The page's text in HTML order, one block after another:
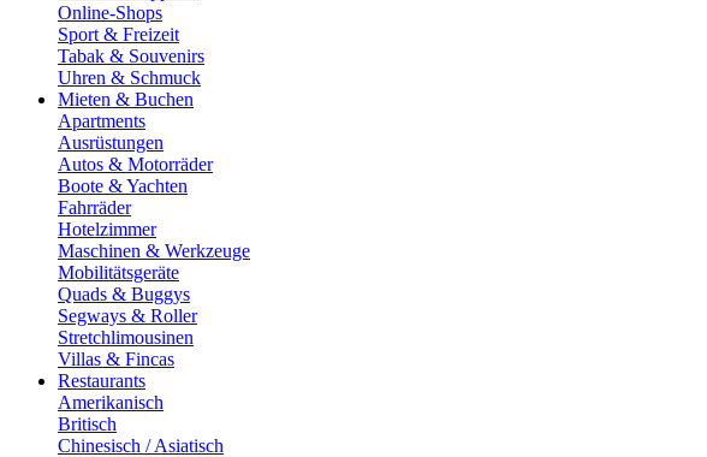
Online-Shops
Sport & Freizeit
Tabak & Souvenirs
Uhren & Schmuck
Mieten & Buchen
Apartments
Ausrüstungen
Autos & Motorräder
Boote & Yachten
Fahrräder
Hotelzimmer
Maschinen & Werkzeuge
Mobilitätsgeräte
Quads & Buggys
Segways & Roller
Stretchlimousinen
Villas & Fincas
Restaurants
Amerikanisch
Britisch
Chinesisch / Asiatisch